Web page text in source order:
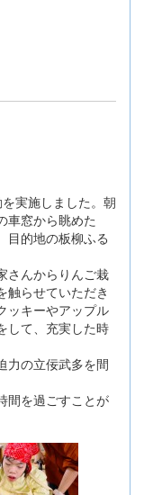
実施しました。朝
車窓から眺めた
目的地の板柳ふる
さんからりんご栽
触らせていただき
ッキーやアップル
して、充実した時
力の立佞武多を間
間を過ごすことが